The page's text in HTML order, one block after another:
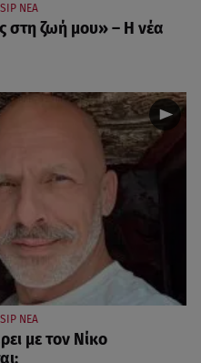
ΝΕΑ
στη ζωή μου» – Η νέα
ΝΕΑ
με τον Νίκο